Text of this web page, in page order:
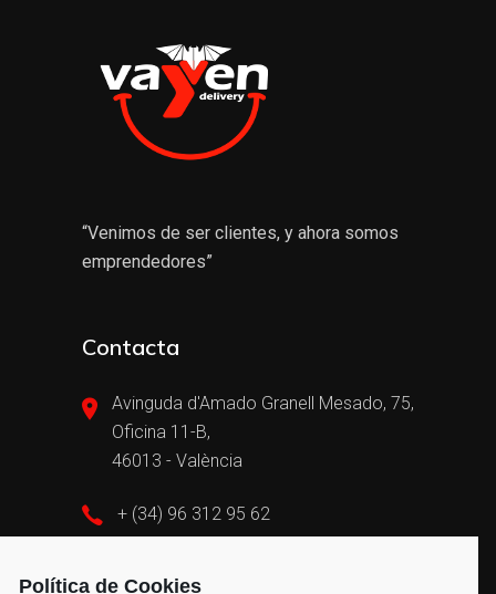
Política de Cookies
“Venimos de ser clientes, y ahora somos
emprendedores”
Contacta
Avinguda d'Amado Granell Mesado, 75,
Oficina 11-B,
46013 - València
+ (34) 96 312 95 62